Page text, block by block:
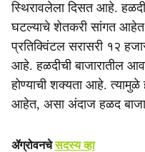
स्थिरावलेला दिसत आहे.
घटल्याचे शेतकरी सांगत आहेत.
प्रतिक्विंटल सरासरी १२
आहे. हळदीची बाजारातील
होण्याची शक्यता आहे.
आहेत, असा अंदाज हळद
ॲग्रोवनचेसदस्य व्हा